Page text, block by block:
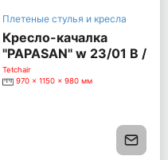
Плетеные стулья и кресла
Кресло-качалка
"PAPASAN" w 23/01 B /
без подушки / +
Матрац для кресла
Tetchair
970 x 1150 x 980 мм